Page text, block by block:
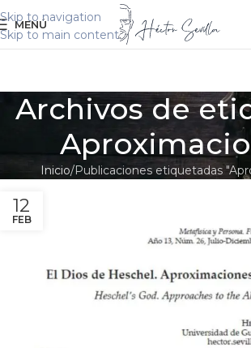
Skip to navigation
Skip to main content
MENÚ
Archivos de
Inicio Publicaciones etiquetadas
12
FEB